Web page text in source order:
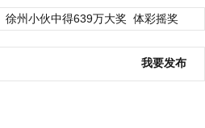
徐州小伙中得639万大奖 体彩摇奖
我要发布